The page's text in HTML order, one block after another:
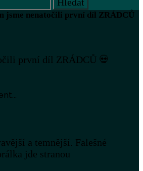
jsme nenatočili první díl ZRÁDCŮ
první díl ZRÁDCŮ 💀
a temnější. Falešné
jde stranou